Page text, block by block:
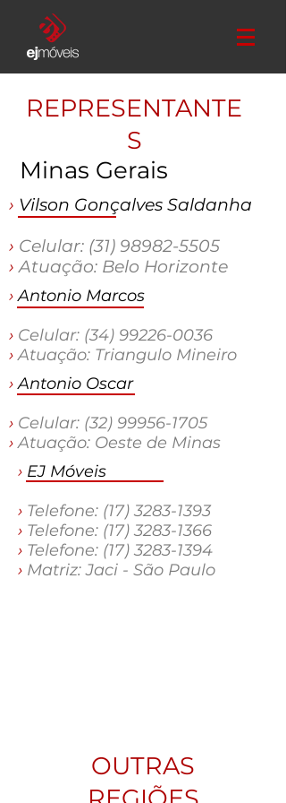
Minas Gerais
REPRESENTANTE
S
› Vilson Gonçalves Saldanha
› Celular: (31) 98982-5505
›Atuação: Belo Horizonte
› Antonio Marcos
› Celular: (34) 99226-0036
›Atuação: Triangulo Mineiro
› Antonio Oscar
› Celular: (32) 99956-1705
›Atuação: Oeste de Minas
› EJ Móveis
› Telefone: (17) 3283-1393
› Telefone: (17) 3283-1366
› Telefone: (17) 3283-1394
› Matriz: Jaci - São Paulo
OUTRAS